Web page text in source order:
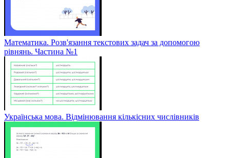
Математика. Розв'язання текстових задач за допомогою
рівнянь. Частина №1
Українська мова. Відмінювання кількісних числівників